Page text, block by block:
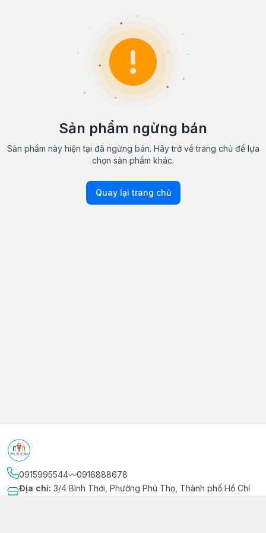
Sản phẩm ngừng bán
Sản phẩm này hiện tại đã ngừng bán. Hãy trở về trang chủ để lựa
chọn sản phẩm khác.
Quay lại trang chủ
0915995544〰️0916888678
Địa chỉ: 3/4 Bình Thới, Phường Phú Thọ, Thành phố Hồ Chí